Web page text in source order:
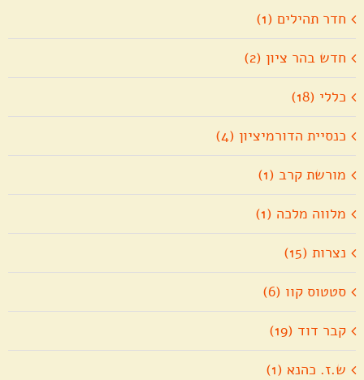
חדר תהילים (1)
חדש בהר ציון (2)
כללי (18)
כנסיית הדורמיציון (4)
מורשת קרב (1)
מלווה מלכה (1)
נצרות (15)
סטטוס קוו (6)
קבר דוד (19)
ש.ז. כהנא (1)